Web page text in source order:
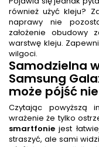
również użyć kleju?
naprawy nie
założenie obudowy
warstwę kleju.
wilgoci.
Samodzielna
Samsung
może pójść
Czytając powyższą
wrażenie że tylko
smartfonie jest
straszyć, ale sami